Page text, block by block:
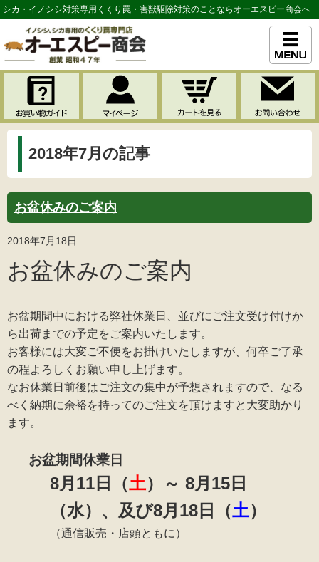
シカ・イノシシ対策専用くくり罠・害獣駆除対策のことならオーエスピー商会へ
2018年7月の記事
お盆休みのご案内
2018年7月18日
お盆休みのご案内
お盆期間中における弊社休業日、並びにご注文受け付けか
ら出荷までの予定をご案内いたします。
お客様には大変ご不便をお掛けいたしますが、何卒ご了承
の程よろしくお願い申し上げます。
なお休業日前後はご注文の集中が予想されますので、なる
べく納期に余裕を持ってのご注文を頂けますと大変助かり
ます。
お盆期間休業日
8月11日（土）～ 8月15日
（水）、及び8月18日（土）
（通信販売・店頭ともに）